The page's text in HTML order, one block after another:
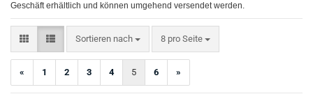
Geschäft erhältlich und können umgehend versendet werden.
Sortieren nach
Sortieren nach 8 pro Seite
pro Seite
« 1 2 3 4 5 6 »